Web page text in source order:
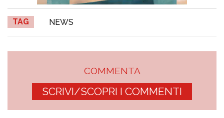
TAG NEWS
COMMENTA
SCRIVI/SCOPRI I COMMENTI